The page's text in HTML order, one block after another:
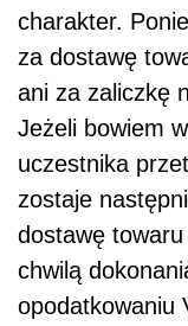
charakter.
za dostawę
ani za zaliczkę
Jeżeli bowiem
uczestnika
zostaje
dostawę
chwilą
opodatkowaniu